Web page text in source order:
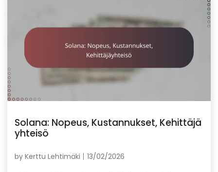
Solana: Nopeus, Kustannukset, Kehittäjä
yhteisö
by Kerttu Lehtimäki 13/02/2026